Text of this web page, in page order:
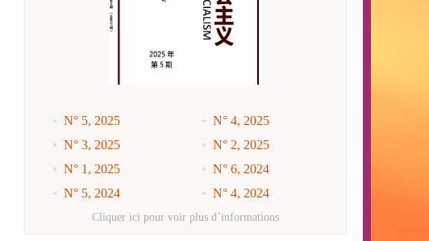
N° 5, 2025
N° 4, 2025
N° 3, 2025
N° 2, 2025
N° 1, 2025
N° 6, 2024
N° 5, 2024
N° 4, 2024
N° 3, 2024
N° 2, 2024
Cliquer ici pour voir plus d’informations